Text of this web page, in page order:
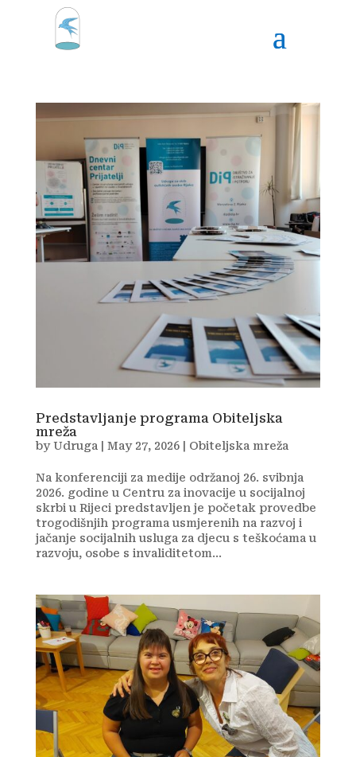
Predstavljanje programa Obiteljska
mreža
byUdruga| May 27, 2026| Obiteljska mreža
Na konferenciji za medije održanoj 26. svibnja
2026. godine u Centru za inovacije u socijalnoj
skrbi u Rijeci predstavljen je početak provedbe
trogodišnjih programa usmjerenih na razvoj i
jačanje socijalnih usluga za djecu s teškoćama u
razvoju, osobe s invaliditetom...